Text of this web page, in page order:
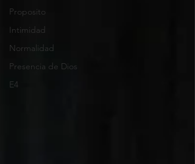
Proposito
Intimidad
Normalidad
Presencia de Dios
E4